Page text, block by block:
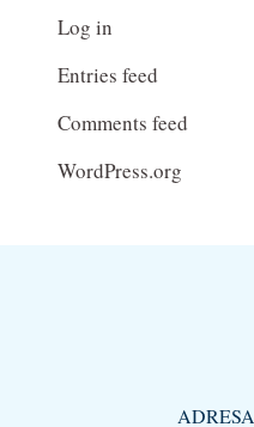
Log in
Entries feed
Comments feed
WordPress.org
ADRESA